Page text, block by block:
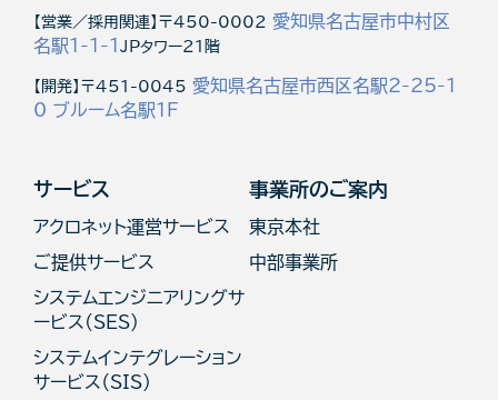
【営業／採用関連】〒450-0002 愛知県名古屋市中村区
名駅1-1-1 JPタワー21階
【開発】〒451-0045 愛知県名古屋市西区名駅2-25-1
0 ブルーム名駅1F
サービス
アクロネット運営サービス
ご提供サービス
システムエンジニアリングサ
ービス(SES)
システムインテグレーション
サービス（SIS）
事業所のご案内
東京本社
中部事業所